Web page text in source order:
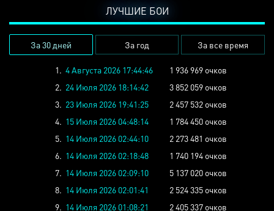
ЛУЧШИЕ БОИ
За 30 дней За год За все время
1. 4 Августа 2026 17:44:46
1 936 969 очков
2. 24 Июля 2026 18:14:42
3 852 059 очков
3. 23 Июля 2026 19:41:25
2 457 532 очков
4. 15 Июля 2026 04:48:14
1 784 450 очков
5. 14 Июля 2026 02:44:10
2 273 481 очков
6. 14 Июля 2026 02:18:48
1 740 194 очков
7. 14 Июля 2026 02:09:10
5 137 020 очков
8. 14 Июля 2026 02:01:41
2 524 335 очков
9. 14 Июля 2026 01:08:21 2 405 337 очков